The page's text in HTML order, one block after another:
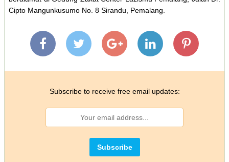
Cipto Mangunkusumo No. 8 Sirandu, Pemalang.
Subscribe to receive free email updates: